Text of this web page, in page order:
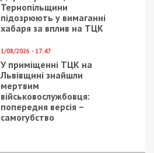
Тернопільщини
підозрюють у вимаганні
хабаря за вплив на ТЦК
1/08/2026 - 17:47
У приміщенні ТЦК на
Львівщині знайшли
мертвим
військовослужбовця:
попередня версія –
самогубство